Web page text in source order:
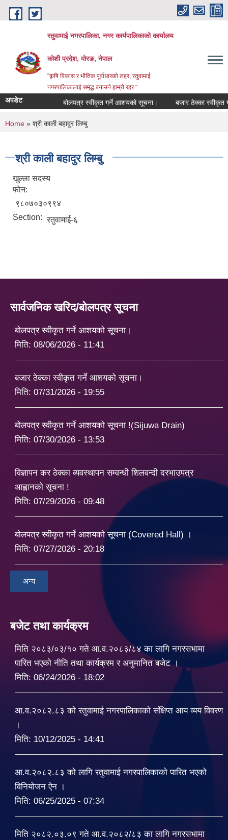
Skip to main content
रतुवामाई नगरपालिका, नगर कार्यपालिकाको कार्यालय
कोशी प्रदेश, मोरङ, नेपाल
"कृषि विकास र भौतिक पूर्वाधारको लहर, रतुवामाई
नगरपालिकालाई समृद्ध बनाउने हाम्रो रहर "
अपडेट बोलपत्र स्वीकृत गर्ने आशयको सूचना। बजार ठेक्का स्वीकृत
You are here
Home » श्री काली बहादुर लिम्बु
श्री काली बहादुर लिम्बु
खुल्ला सदस्य
फोन:
९८०७०३०९९४
Section: रतुवामाई-६
सार्वजनिक खरिद/बोलपत्र सूचना
बोलपत्र स्वीकृत गर्ने आशयको सूचना।
मिति: 08/06/2026 - 11:41
बजार ठेक्का स्वीकृत गर्ने आशयको सूचना।
मिति: 07/31/2026 - 19:55
बोलपत्र स्वीकृत गर्ने आशयको सूचना !(Sijuwa Drain)
मिति: 07/30/2026 - 13:53
विज्ञापन कर ठेक्का व्यवस्थापन सम्वन्धी शिलवन्दी दरभाउपत्र
आह्वानको सूचना !
मिति: 07/29/2026 - 09:48
बोलपत्र स्वीकृत गर्ने आशयको सूचना (Covered Hall) ।
मिति: 07/27/2026 - 20:18
अन्य
बजेट तथा कार्यक्रम
मिति २०८३/०३/१० गते आ.व.२०८३/८४ का लागि नगरसभामा
पारित भएको नीति तथा कार्यक्रम र अनुमानित बजेट ।
मिति: 06/24/2026 - 18:02
आ.व.२०८२.८३ को रतुवामाई नगरपालिकाको संक्षिप्त आय व्यय विवरण
।
मिति: 10/12/2025 - 14:41
आ.व.२०८२.८३ को लागि रतुवामाई नगरपालिकाको पारित भएको
विनियोजन ऐन ।
मिति: 06/25/2025 - 07:34
मिति २०८२.०३.०९ गते आ.व.२०८२/८३ का लागि नगरसभामा